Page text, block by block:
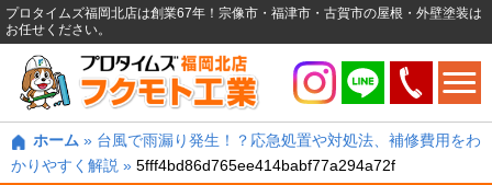
プロタイムズ福岡北店は創業67年！宗像市・福津市・古賀市の屋根・外壁塗装は
お任せください。
ホーム » 台風で雨漏り発生！？応急処置や対処法、補修費用をわ
かりやすく解説 » 5fff4bd86d765ee414babf77a294a72f